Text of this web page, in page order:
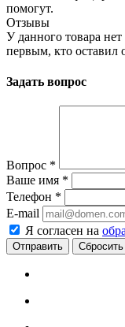
помогут.
Отзывы
У данного товара
первым, кто оставил
Задать вопрос
Вопрос *
Ваше имя *
Телефон *
E-mail
Я согласен на
Сбросить